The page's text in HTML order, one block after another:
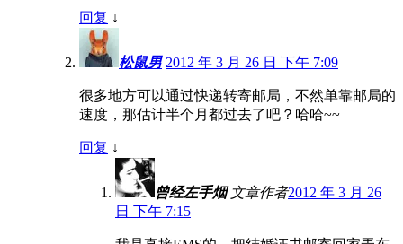
回复 ↓
松鼠男 2012 年 3 月 26 日 下午 7:09
很多地方可以通过快递转寄邮局，不然单靠邮局的
速度，那估计半个月都过去了吧？哈哈~~
回复 ↓
曾经左手烟 文章作者2012 年 3 月 26
日 下午 7:15